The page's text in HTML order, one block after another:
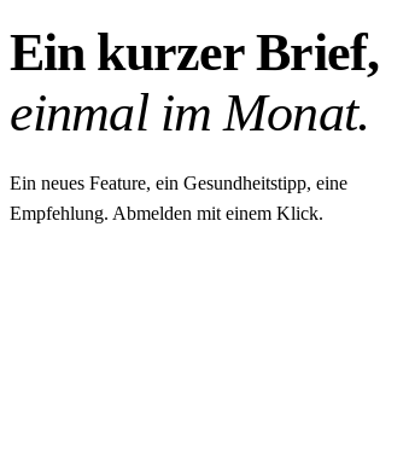
Ein kurzer Brief,
einmal im Monat.
Ein neues Feature, ein Gesundheitstipp, eine
Empfehlung. Abmelden mit einem Klick.